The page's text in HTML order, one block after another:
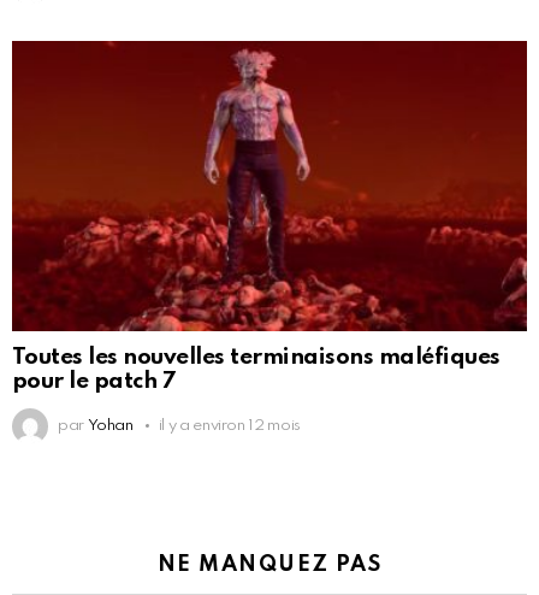
Toutes les nouvelles terminaisons maléfiques
pour le patch 7
par Yohan il y a environ 12 mois
NE MANQUEZ PAS